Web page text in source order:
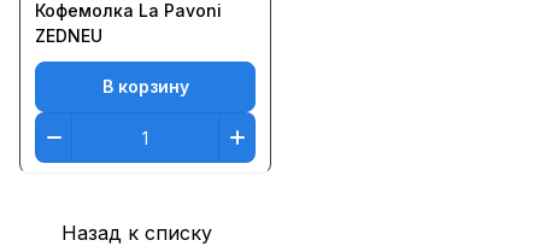
Кофемолка La Pavoni
ZEDNEU
В корзину
Назад к списку